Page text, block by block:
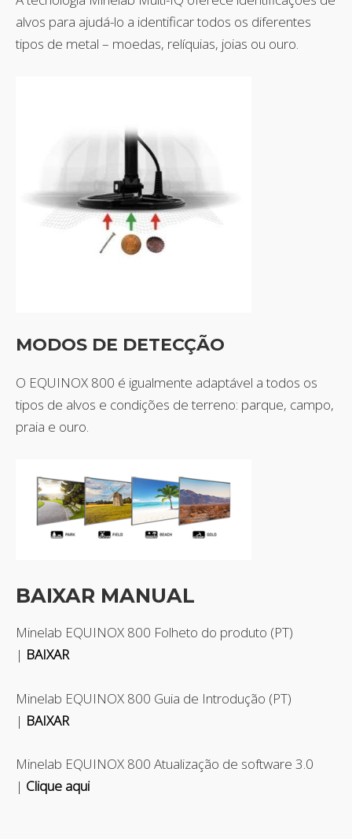
alvos para ajudá-lo a identificar todos os diferentes
tipos de metal – moedas, relíquias, joias ou ouro.
MODOS DE DETECÇÃO
O EQUINOX 800 é igualmente adaptável a todos os
tipos de alvos e condições de terreno: parque, campo,
praia e ouro.
BAIXAR MANUAL
Minelab EQUINOX 800 Folheto do produto (PT)
| BAIXAR
Minelab EQUINOX 800 Guia de Introdução (PT)
| BAIXAR
Minelab EQUINOX 800 Atualização de software 3.0
| Clique aqui